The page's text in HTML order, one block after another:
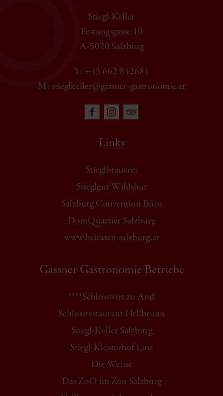
Stiegl-Keller
Festungsgasse 10
A-5020 Salzburg
T: +43 662 842681
M: stieglkeller@gassner-gastronomie.at
Links
Stieglbrauerei
Stieglgut Wildshut
Salzburg Convention Büro
DomQuartier Salzburg
www.heiraten-salzburg.at
Gassner Gastronomie Betriebe
****Schlosswirt zu Anif
Schlossrestaurant Hellbrunn
Stiegl-Keller Salzburg
Stiegl-Klosterhof Linz
Die Weisse
Das ZoO im Zoo Salzburg